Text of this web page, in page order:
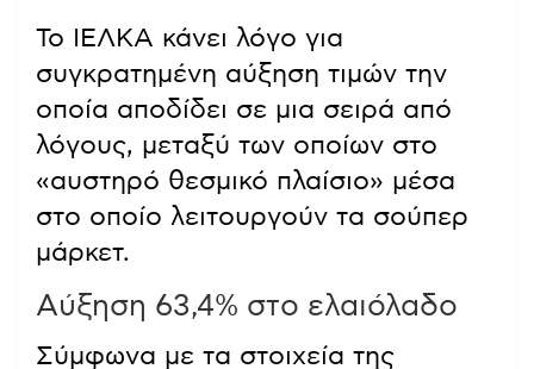
Το ΙΕΛΚΑ κάνει λόγο για
συγκρατημένη αύξηση τιμών την
οποία αποδίδει σε μια σειρά από
λόγους, μεταξύ των οποίων στο
«αυστηρό θεσμικό πλαίσιο» μέσα
στο οποίο λειτουργούν τα σούπερ
μάρκετ.
Αύξηση 63,4% στο ελαιόλαδο
Σύμφωνα με τα στοιχεία της